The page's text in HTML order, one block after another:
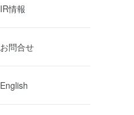
IR情報
お問合せ
English